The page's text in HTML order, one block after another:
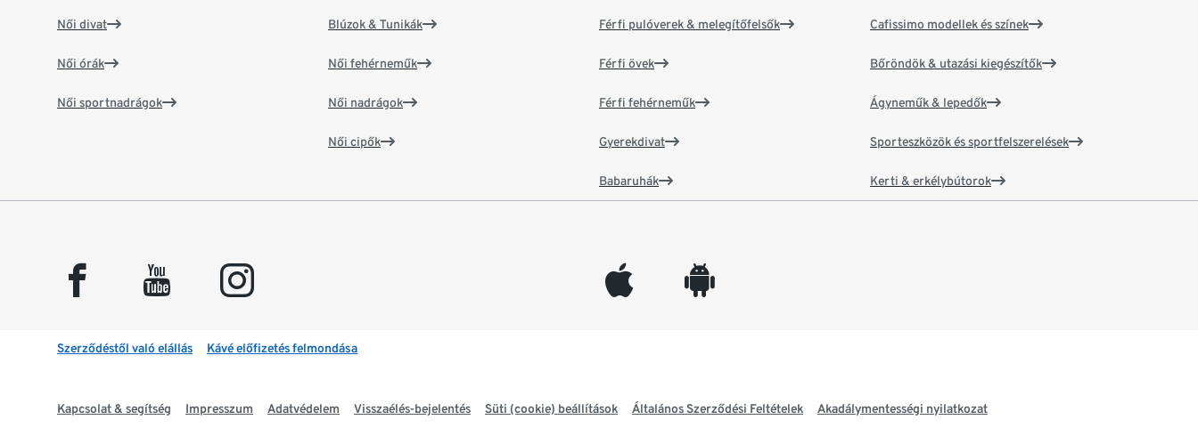
Női divat
Női órák
Női sportnadrágok
Blúzok & Tunikák
Női fehérneműk
Női nadrágok
Női cipők
Férfi pulóverek & melegítőfelsők
Férfi övek
Férfi fehérneműk
Gyerekdivat
Babaruhák
Cafissimo modellek és színek
Bőröndök & utazási kiegészítők
Ágyneműk & lepedők
Sporteszközök és sportfelszerelések
Kerti & erkélybútorok
facebook youtube instagram appleinc android
Szerződéstől való elállás Kávé előfizetés felmondása
Kapcsolat & segítség Impresszum Adatvédelem Visszaélés-bejelentés Süti (cookie) beállítások Általános Szerződési Feltételek Akadálymentességi nyilatkozat